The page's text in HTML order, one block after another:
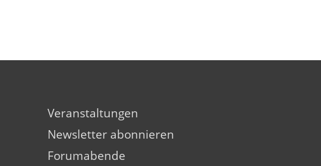
Veranstaltungen
Newsletter abonnieren
Forumabende